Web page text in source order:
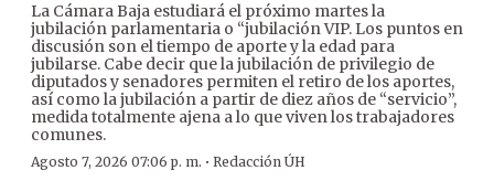
La Cámara Baja estudiará el próximo martes la
jubilación parlamentaria o “jubilación VIP. Los puntos en
discusión son el tiempo de aporte y la edad para
jubilarse. Cabe decir que la jubilación de privilegio de
diputados y senadores permiten el retiro de los aportes,
así como la jubilación a partir de diez años de “servicio”,
medida totalmente ajena a lo que viven los trabajadores
comunes.
Agosto 7, 2026 07:06 p. m. · Redacción ÚH